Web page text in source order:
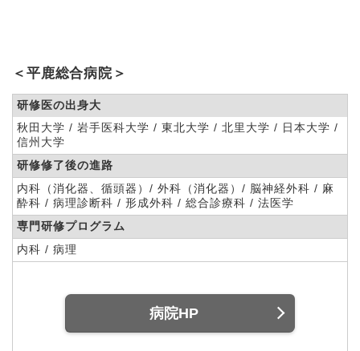
＜平鹿総合病院＞
研修医の出身大
秋田大学 / 岩手医科大学 / 東北大学 / 北里大学 / 日本大学 /
信州大学
研修修了後の進路
内科（消化器、循頭器）/ 外科（消化器）/ 脳神経外科 / 麻
酔科 / 病理診断科 / 形成外科 / 総合診療科 / 法医学
専門研修プログラム
内科 / 病理
病院HP